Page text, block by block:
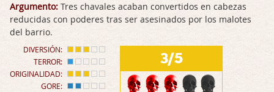
Argumento: Tres chavales acaban convertidos en cabezas
reducidas con poderes tras ser asesinados por los malotes
del barrio.
DIVERSIÓN:
TERROR:
ORIGINALIDAD:
GORE:
3/5